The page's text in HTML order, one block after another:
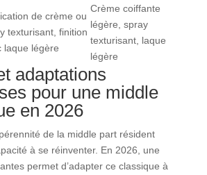
de crème ou
texturisant, finition
laque légère
Crème coiffante
légère, spray
texturisant, laque
légère
adaptations
pour une middle
en 2026
de la middle part résident
à se réinventer. En 2026, une
permet d’adapter ce classique à